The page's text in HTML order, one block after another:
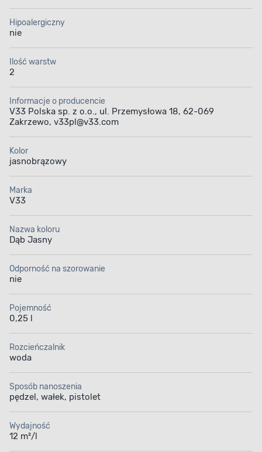
Hipoalergiczny
nie
Ilość warstw
2
Informacje o producencie
V33 Polska sp. z o.o., ul. Przemysłowa 18, 62-069
Zakrzewo, v33pl@v33.com
Kolor
jasnobrązowy
Marka
V33
Nazwa koloru
Dąb Jasny
Odporność na szorowanie
nie
Pojemność
0,25 l
Rozcieńczalnik
woda
Sposób nanoszenia
pędzel, wałek, pistolet
Wydajność
12 m²/l